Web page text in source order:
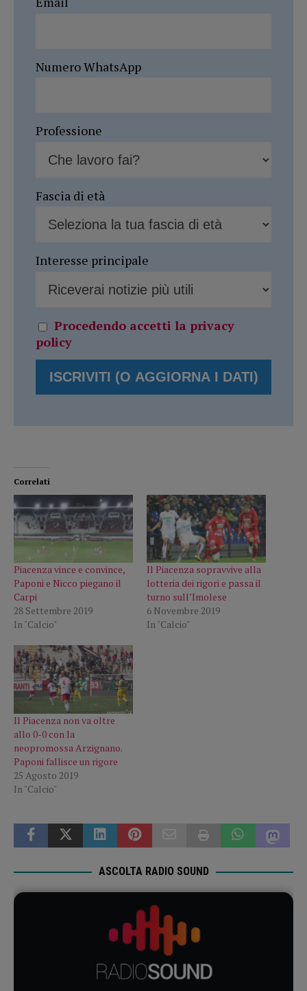
Numero WhatsApp
Professione
Fascia di età
Interesse principale
Procedendo accetti la privacy
policy
Correlati
Piacenza vince e convince,
Paponi e Nicco piegano il
Carpi
28 Settembre 2019
In "Calcio"
Il Piacenza sopravvive alla
lotteria dei rigori e passa il
turno sull’Imolese
6 Novembre 2019
In "Calcio"
Il Piacenza non va oltre
allo 0-0 con la
neopromossa Arzignano.
Paponi fallisce un rigore
25 Agosto 2019
In "Calcio"
ASCOLTA RADIO SOUND